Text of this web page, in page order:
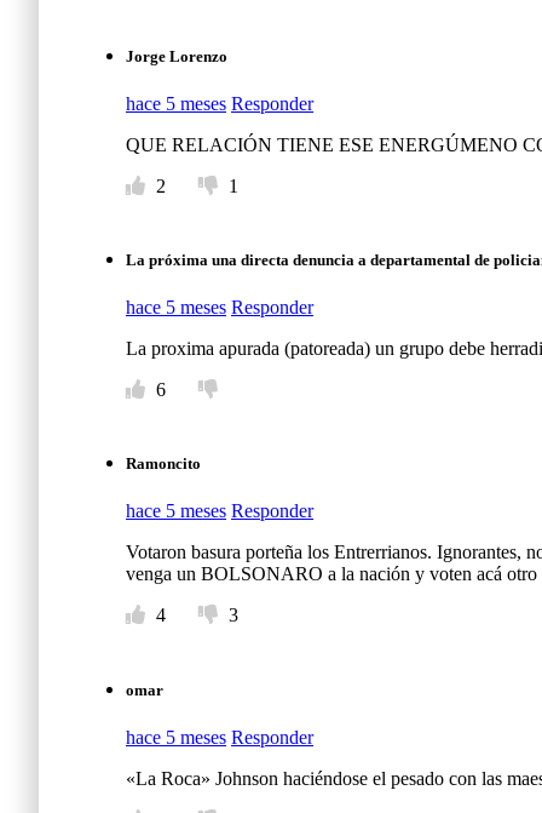
Jorge Lorenzo
hace 5 meses Responder
QUE RELACIÓN TIENE ESE ENERGÚMENO
2
1
La próxima una directa denuncia a departamental de
hace 5 meses Responder
La proxima apurada (patoreada) un grupo debe
6
Ramoncito
hace 5 meses Responder
Votaron basura porteña los Entrerrianos. Ignorantes,
venga un BOLSONARO a la nación y voten acá
4
3
omar
hace 5 meses Responder
«La Roca» Johnson haciéndose el pesado con las